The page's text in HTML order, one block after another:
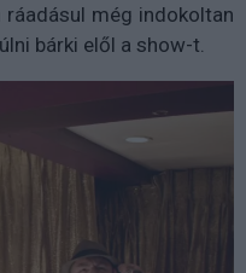
ráadásul még indokoltan
bárki elől a show-t.